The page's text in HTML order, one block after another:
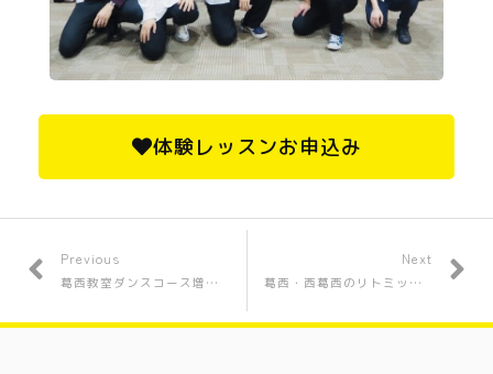
体験レッスンお申込み
Previous
葛西教室ダンスコース増設！子供に大人気の講師が担当！
Next
葛西・西葛西のリトミック・英語リトミック・リズム英語教室体験会